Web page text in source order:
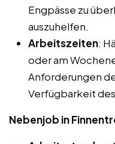
Engpässe zu
auszuhelfen.
Arbeitszeiten:
oder am
Anforderungen
Verfügbarkeit
Nebenjob in